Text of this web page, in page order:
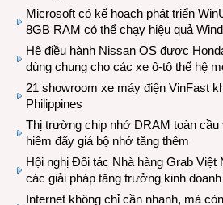
Microsoft có kế hoạch phát triển
8GB RAM có thể chạy hiệu quả
Hệ điều hành Nissan OS được
dùng chung cho các xe ô-tô thế hệ
21 showroom xe máy điện VinFast
Philippines
Thị trường chip nhớ DRAM toàn cầu
hiếm đẩy giá bộ nhớ tăng thêm
Hội nghị Đối tác Nhà hàng Grab
các giải pháp tăng trưởng kinh doanh
Internet không chỉ cần nhanh, mà